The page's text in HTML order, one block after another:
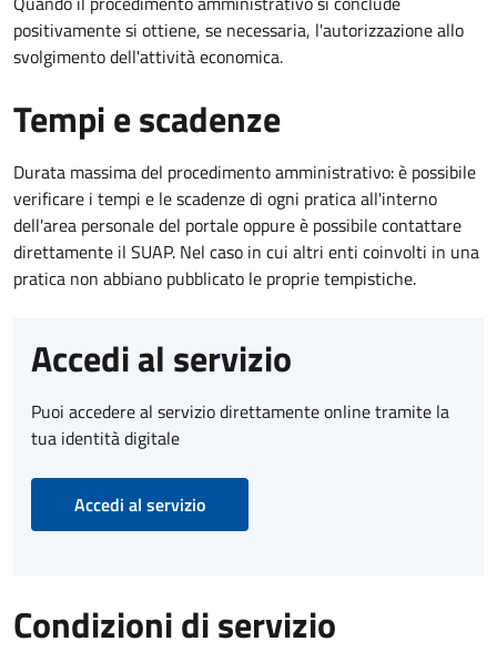
positivamente si ottiene, se necessaria, l'autorizzazione allo
svolgimento dell'attività economica.
Tempi e scadenze
Durata massima del procedimento amministrativo: è possibile
verificare i tempi e le scadenze di ogni pratica all'interno
dell'area personale del portale oppure è possibile contattare
direttamente il SUAP. Nel caso in cui altri enti coinvolti in una
pratica non abbiano pubblicato le proprie tempistiche.
Accedi al servizio
Puoi accedere al servizio direttamente online tramite la
tua identità digitale
Accedi al servizio
Condizioni di servizio